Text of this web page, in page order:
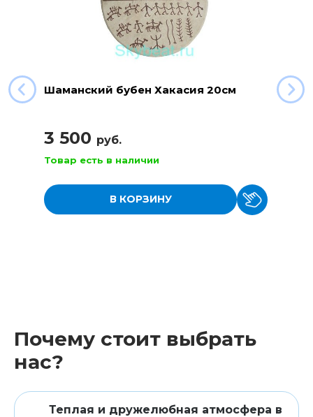
Шаманский бубен Хакасия 20см
3 500 руб.
Товар есть в наличии
В КОРЗИНУ
Почему стоит выбрать
нас?
Теплая и дружелюбная атмосфера в